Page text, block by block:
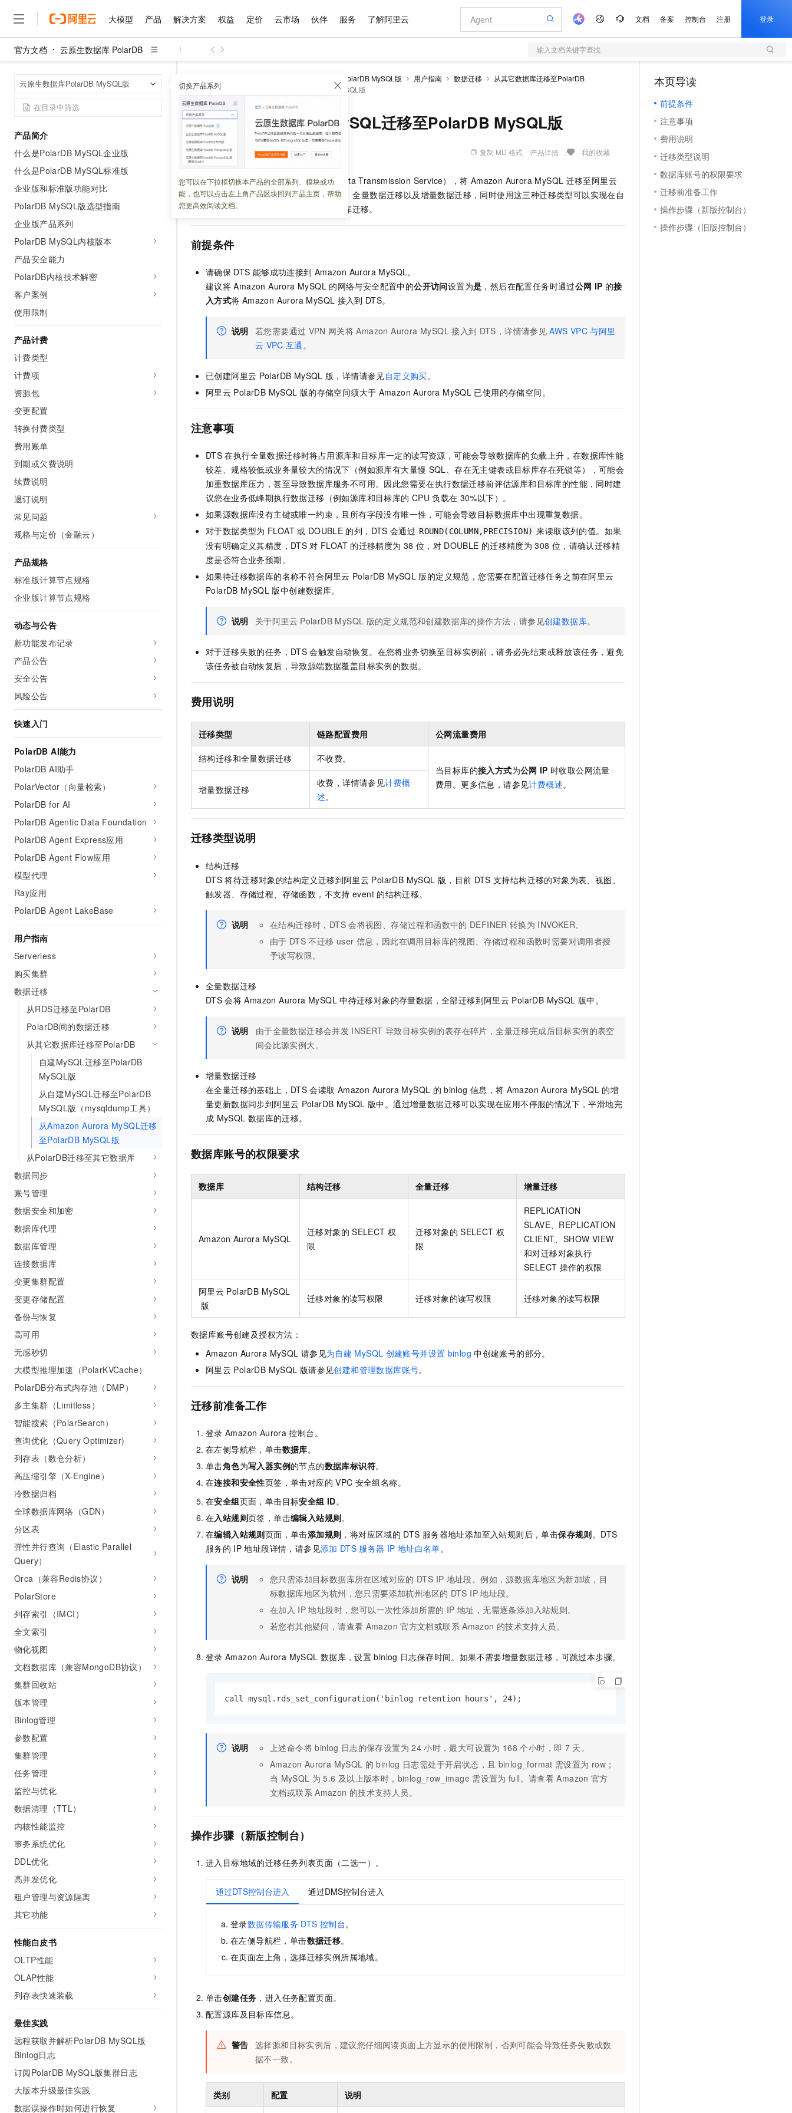
大模型 产品 解决方案 权益 定价 云市场 伙伴 服务 了解阿里云 文档 备案 控制台 注册 登录
官方文档 云原生数据库 PolarDB 输入文档关键字查找
云原生数据库PolarDB MySQL版 切换产品系列
您可以在下拉框切换本产品的全部系列、模块或功
能，也可以点击左上角产品区块回到产品主页，帮助
您更高效阅读文档。
产品简介
什么是PolarDB MySQL企业版
什么是PolarDB MySQL标准版
企业版和标准版功能对比
PolarDB MySQL版选型指南
企业版产品系列
PolarDB MySQL内核版本
产品安全能力
PolarDB内核技术解密
客户案例
使用限制
产品计费
计费类型
计费项
资源包
变更配置
转换付费类型
费用账单
到期或欠费说明
续费说明
退订说明
常见问题
规格与定价（金融云）
产品规格
标准版计算节点规格
企业版计算节点规格
动态与公告
新功能发布记录
产品公告
安全公告
风险公告
快速入门
PolarDB AI能力
PolarDB AI助手
PolarVector（向量检索）
PolarDB for AI
PolarDB Agentic Data Foundation
PolarDB Agent Express应用
PolarDB Agent Flow应用
模型代理
Ray应用
PolarDB Agent LakeBase
用户指南
Serverless
购买集群
数据迁移
从RDS迁移至PolarDB
PolarDB间的数据迁移
从其它数据库迁移至PolarDB
自建MySQL迁移至PolarDB
MySQL版
从自建MySQL迁移至PolarDB
MySQL版（mysqldump工具）
从Amazon Aurora MySQL迁移
至PolarDB MySQL版
从PolarDB迁移至其它数据库
数据同步
账号管理
数据安全和加密
数据库代理
数据库管理
连接数据库
变更集群配置
变更存储配置
备份与恢复
高可用
无感秒切
大模型推理加速（PolarKVCache）
PolarDB分布式内存池（DMP）
多主集群（Limitless）
智能搜索（PolarSearch）
查询优化（Query Optimizer)
列存表（数仓分析）
高压缩引擎（X-Engine）
冷数据归档
全球数据库网络（GDN）
分区表
弹性并行查询（Elastic Parallel
Query）
Orca（兼容Redis协议）
PolarStore
列存索引（IMCI）
全文索引
物化视图
文档数据库（兼容MongoDB协议）
集群回收站
版本管理
Binlog管理
参数配置
集群管理
任务管理
监控与优化
数据清理（TTL）
内核性能监控
事务系统优化
DDL优化
高并发优化
租户管理与资源隔离
其它功能
性能白皮书
OLTP性能
OLAP性能
列存表快速装载
最佳实践
远程获取并解析PolarDB MySQL版
Binlog日志
订阅PolarDB MySQL版集群日志
大版本升级最佳实践
数据误操作时如何进行恢复
云原生数据库PolarDB MySQL版 用户指南 数据迁移
从其它数据库迁移至PolarDB
从Amazon Aurora MySQL迁移至PolarDB MySQL版
从Amazon Aurora MySQL迁移至PolarDB MySQL版
更新时间：2026-04-16 12:13:56 复制 MD 格式 产品详情 我的收藏
本文介绍如何使用数据传输服务 DTS（Data Transmission Service），将 Amazon Aurora MySQL 迁移至阿里云
PolarDB MySQL 版。DTS 支持结构迁移、全量数据迁移以及增量数据迁移，同时使用这三种迁移类型可以实现在自
建应用不停服的情况下，平滑地完成数据库迁移。
前提条件
请确保 DTS 能够成功连接到 Amazon Aurora MySQL。
建议将 Amazon Aurora MySQL 的网络与安全配置中的公开访问设置为是 ，然后在配置任务时通过公网 IP 的接
入方式将 Amazon Aurora MySQL 接入到 DTS。
说明 若您需要通过 VPN 网关将 Amazon Aurora MySQL 接入到 DTS，详情请参见 AWS VPC 与阿里
云 VPC 互通 。
已创建阿里云 PolarDB MySQL 版 ，详情请参见自定义购买。
阿里云 PolarDB MySQL 版的存储空间须大于 Amazon Aurora MySQL 已使用的存储空间。
注意事项
DTS 在执行全量数据迁移时将占用源库和目标库一定的读写资源，可能会导致数据库的负载上升，在数据库性能
较差、规格较低或业务量较大的情况下（例如源库有大量慢 SQL、存在无主键表或目标库存在死锁等），可能会
加重数据库压力，甚至导致数据库服务不可用。因此您需要在执行数据迁移前评估源库和目标库的性能，同时建
议您在业务低峰期执行数据迁移（例如源库和目标库的 CPU 负载在 30%以下）。
如果源数据库没有主键或唯一约束，且所有字段没有唯一性，可能会导致目标数据库中出现重复数据。
对于数据类型为 FLOAT 或 DOUBLE 的列，DTS 会通过 ROUND(COLUMN,PRECISION) 来读取该列的值。如果
没有明确定义其精度，DTS 对 FLOAT 的迁移精度为 38 位，对 DOUBLE 的迁移精度为 308 位，请确认迁移精
度是否符合业务预期。
如果待迁移数据库的名称不符合阿里云 PolarDB MySQL 版的定义规范，您需要在配置迁移任务之前在阿里云
PolarDB MySQL 版中创建数据库。
说明 关于阿里云 PolarDB MySQL 版的定义规范和创建数据库的操作方法，请参见创建数据库。
对于迁移失败的任务，DTS 会触发自动恢复。在您将业务切换至目标实例前，请务必先结束或释放该任务，避免
该任务被自动恢复后，导致源端数据覆盖目标实例的数据。
费用说明
迁移类型 链路配置费用 公网流量费用
结构迁移和全量数据迁移
不收费。
当目标库的接入方式为公网 IP 时收取公网流量
费用。更多信息，请参见计费概述。
增量数据迁移
收费，详情请参见计费概
述。
迁移类型说明
结构迁移
DTS 将待迁移对象的结构定义迁移到阿里云 PolarDB MySQL 版 ，目前 DTS 支持结构迁移的对象为表、视图、
触发器、存储过程、存储函数，不支持 event 的结构迁移。
说明 在结构迁移时，DTS 会将视图、存储过程和函数中的 DEFINER 转换为 INVOKER。
由于 DTS 不迁移 user 信息，因此在调用目标库的视图、存储过程和函数时需要对调用者授
予读写权限。
全量数据迁移
DTS 会将 Amazon Aurora MySQL 中待迁移对象的存量数据，全部迁移到阿里云 PolarDB MySQL 版中。
说明 由于全量数据迁移会并发 INSERT 导致目标实例的表存在碎片，全量迁移完成后目标实例的表空
间会比源实例大。
增量数据迁移
在全量迁移的基础上，DTS 会读取 Amazon Aurora MySQL 的 binlog 信息，将 Amazon Aurora MySQL 的增
量更新数据同步到阿里云 PolarDB MySQL 版中。通过增量数据迁移可以实现在应用不停服的情况下，平滑地完
成 MySQL 数据库的迁移。
数据库账号的权限要求
数据库 结构迁移 全量迁移 增量迁移
Amazon Aurora MySQL
迁移对象的 SELECT 权
限
迁移对象的 SELECT 权
限
REPLICATION
SLAVE、REPLICATION
CLIENT、SHOW VIEW
和对迁移对象执行
SELECT 操作的权限
阿里云 PolarDB MySQL
版
迁移对象的读写权限 迁移对象的读写权限 迁移对象的读写权限
数据库账号创建及授权方法：
Amazon Aurora MySQL 请参见为自建 MySQL 创建账号并设置 binlog 中创建账号的部分。
阿里云 PolarDB MySQL 版请参见创建和管理数据库账号。
迁移前准备工作
登录 Amazon Aurora 控制台。
在左侧导航栏，单击数据库。
单击角色为写入器实例的节点的数据库标识符。
在连接和安全性页签，单击对应的 VPC 安全组名称。
在安全组页面，单击目标安全组 ID。
在入站规则页签，单击编辑入站规则。
在编辑入站规则页面，单击添加规则 ，将对应区域的 DTS 服务器地址添加至入站规则后，单击保存规则。DTS
服务的 IP 地址段详情，请参见添加 DTS 服务器 IP 地址白名单。
说明 您只需添加目标数据库所在区域对应的 DTS IP 地址段。例如，源数据库地区为新加坡，目
标数据库地区为杭州，您只需要添加杭州地区的 DTS IP 地址段。
在加入 IP 地址段时，您可以一次性添加所需的 IP 地址，无需逐条添加入站规则。
若您有其他疑问，请查看 Amazon 官方文档或联系 Amazon 的技术支持人员。
登录 Amazon Aurora MySQL 数据库，设置 binlog 日志保存时间。如果不需要增量数据迁移，可跳过本步骤。
call mysql.rds_set_configuration('binlog retention hours', 24);
说明 上述命令将 binlog 日志的保存设置为 24 小时，最大可设置为 168 个小时，即 7 天。
Amazon Aurora MySQL 的 binlog 日志需处于开启状态，且 binlog_format 需设置为 row；
当 MySQL 为 5.6 及以上版本时，binlog_row_image 需设置为 full。请查看 Amazon 官方
文档或联系 Amazon 的技术支持人员。
操作步骤（新版控制台）
进入目标地域的迁移任务列表页面（二选一）。
通过DTS控制台进入 通过DMS控制台进入
登录数据传输服务 DTS 控制台。
在左侧导航栏，单击数据迁移。
在页面左上角，选择迁移实例所属地域。
单击创建任务 ，进入任务配置页面。
配置源库及目标库信息。
警告 选择源和目标实例后，建议您仔细阅读页面上方显示的使用限制，否则可能会导致任务失败或数
据不一致。
类别 配置 说明
本页导读
前提条件
注意事项
费用说明
迁移类型说明
数据库账号的权限要求
迁移前准备工作
操作步骤（新版控制台）
操作步骤（旧版控制台）
大模型
大模型服务平台百炼
大模型
文本生成
Qwen3.8-Max HOT
智能体时代全能旗舰模型
视觉 Coding、空间感知、多模态思考等全面升级
Kimi-K3 NEW
Kimi 最新旗舰模型，长程编程与推理利器
1M上下文，专为长程任务能力而生
图片和视频生成
HappyHorse-1.1-T2V
让文字生成流畅细腻的高质量视频
语音识别与合成
Qwen3-TTS-Flash
大模型服务
千问AI平台-Token Plan NEW
千问AI平台-模型体验
在线体验全尺寸、多种模态的模型效果
大模型服务平台百炼-智能体
灵活可视化地构建企业级 Agent
大模型解决方案
快速部署 Dify，高效搭建 AI 应用
依托云原生高可用架构,实现Dify私有化部署
10 分钟在聊天系统中增加一个 AI 助手
在企业官网、通讯软件中为客户提供 AI 客服
10分钟微调：让0.6B模型媲美235B模型
用1%尺寸在特定领域达到大模型90%以上效果
即刻拥有 DeepSeek-R1 满血版
多种方案随心选，轻松解锁专属 DeepSeek
多模态数据信息提取
超强辅助，Bolt.diy 一步搞定创意建站
通过自然语言交互简化开发流程,全栈开发支持
产品
精选产品
人工智能与机器学习
容器
存储
网络与CDN
安全
中间件
媒体服务
企业服务与云通信
域名与网站
终端用户计算
Serverless
开发工具
迁移与运维管理
专有云
精选产品
大模型服务平台百炼
大模型服务与应用平台
千问大模型
多元化、高性能、安全可靠的大模型服务
无影云电脑
随时随地安全接入的云上超级电脑
云解析DNS
云原生大数据计算服务 MaxCompute
面向分析的企业级SaaS模式云数据仓库
域名与网站
对象存储 OSS
一站式AI开发、训练和推理服务
Qoder CN
云数据库 RDS
面向真实软件的智能体编程平台
云原生数据库 PolarDB
轻量应用服务器
数字证书管理服务（原SSL证书）
实现全站HTTPS，呈现可信的WEB访问
短信服务
大数据开发治理平台 DataWorks
解决方案
精选解决方案
AI
大数据
现代化应用
网络
可观测
企业出海
政企业务
精选解决方案
千问办公，解锁你的工作新方式
企业级Agent产品，直接交付可用成果
Agency Agents：拥有专属领域专家
多领域专家智能体,一键组建 AI 虚拟交付团队
HappyHorse 打造一站式影视创作平台
快速拥有专属 OpenClaw
睿译宝，AI翻译排版一步到位
GLM-5.2：长任务时代开源旗舰模型
自主进化，持久记忆，越用越聪明
Claude Code + GStack 打造工程团队
安装技能 GStack，拥有专属 AI 工程团队
即刻拥有 DeepSeek-V4-Pro
从聊天伙伴进化为能主动干活的本地数字员工
低代码高效构建企业门户网站
一句话生成原生可编辑精美 PPT 文稿
输入一句话想法, 轻松生成专业的 PPT
一键部署幻兽帕鲁游戏服务器
一键购买专属联机服务器，轻松开启游戏
漫剧工坊：一站式动画创作平台
快速生产连贯的高质量长漫剧
10 分钟搭建微信、支付宝小程序
高效部署网站，快速应用到小程序
权益 普惠上云
普惠上云 官方力荐
云服务器38元/年起，超值低价云产品抢先购
官方推荐返现计划
推荐新用户得奖励，单订单最高返9万
云工开物
高校专属算力普惠，学生认证享300元代金券
免费试用
解决方案免费试用 新老同享
最高领取价值200元试用点，立即开启云上创新
AI 产品 免费试用
1亿+ 大模型 tokens 和 30+ 款产品免费体验
助力企业全员 AI 认知与能力提升
AI 特惠
智启 AI 普惠权益
阿里云 OPC 创新助力计划
至高百万元 Token 补贴，加速一人公司成长
Qwen3.8-Max 首发尝鲜，限时加量 10 倍，夜间低至2折
千问办公，限时限量积分加倍 NEW
你的AI工作搭子，覆盖日常办公高频场景
Night Plan 支持 Qwen 3.8-Max
夜间 5 折，Qwen/Meoo/TokenPlan 客户专享
AI 场景体验
AI 电商营销
图文、视频一站生成，高效打造优质广告素材
AI 建站
AI智能应用，一键激活高效办公新体验
AI 活动
AI 生产力先锋
先锋实践拓展 AI 生产力的边界
飞天发布时刻
所见，即是所愿
AI 实训营
从基础到进阶，Agent 创客手把手教你
创新加速
定价 产品定价
了解云产品的定价详情
云上成本管理
管理和优化成本
价格计算器
自助选配和估算价格
价格优势
推动算力普惠，释放技术红利
配置报价器
阿里云 OPC 创新助力计划
Token 补贴，五大权
益加速 OPC 成功
云市场 精选商城
网站建设
多端小程序
Salesforce 国际版订阅
友盟天域
观测云
Tuya 物联网平台阿里云版
电子合同
Tableau 订阅
AI空中课堂在线直播课堂（旗舰版）
生态解决方案
行业生态解决方案
开发者生态解决方案
数据与 API
数据集
身份实名认证
短信
OCR 文字识别
发票查验
企业应用
ERP
400电话
基础软件
Docker
全能环境
Red Hat
建站小程序
建站系统
专业服务
公司注册
上云迁移
代维服务
伙伴 成为销售伙伴
分销伙伴
咨询伙伴
销售伙伴合作计划
Salesforce On Alibaba Cloud
Consulting Partner 合作计划
AI 大模型销售与服务生态合作计划
成为产品伙伴
产品生态集成认证中心
产品生态伙伴工作台
产品伙伴合作计划
云存储合作计划
数据库合作计划
云网络合作计划
Salesforce On Alibaba Cloud ISV 合作
服务伙伴合作计划
Al MaaS 服务伙伴赋能合作
伙伴信用分合作计划
更多支持
合作伙伴培训与认证
查询合作伙伴
登录合作伙伴管理后台
服务 售前咨询
在线服务
售后服务
自助服务
工单服务
短信专区
企业增值服务
企业支持计划
企业增值服务台
服务实践
创新中心
阿里云认证
官网公告
开发者社区
镜像站
我要反馈
我要建议
我要投诉
了解阿里云 为什么选择阿里云
什么是云计算
技术领先
稳定可靠
安全合规
分析师报告
研究报告与白皮书
天池大赛
云开发大赛
入门学习赛
最佳实践
云上春晚
云栖战略参考
云上的中国
看见新力量
金融模力时刻
市场活动
云栖大会
活动全景
魔搭 ModelScope
科研合作
加入我们
校园招聘